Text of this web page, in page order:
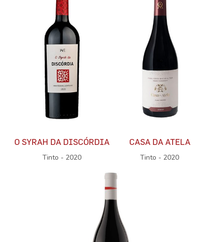
O SYRAH DA DISCÓRDIA
Tinto - 2020
CASA DA ATELA
Tinto - 2020